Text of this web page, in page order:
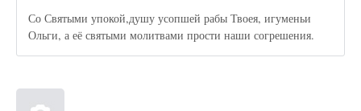
Со Святыми упокой,душу усопшей рабы Твоея, игуменьи
Ольги, а её святыми молитвами прости наши согрешения.